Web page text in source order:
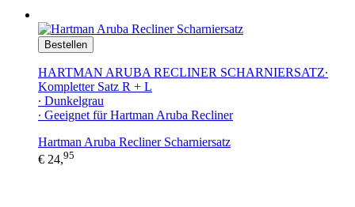
Bestellen
HARTMAN ARUBA RECLINER SCHARNIERSATZ∙
Kompletter Satz R + L
∙ Dunkelgrau
∙ Geeignet für Hartman Aruba Recliner
Hartman Aruba Recliner Scharniersatz
€ 24,95